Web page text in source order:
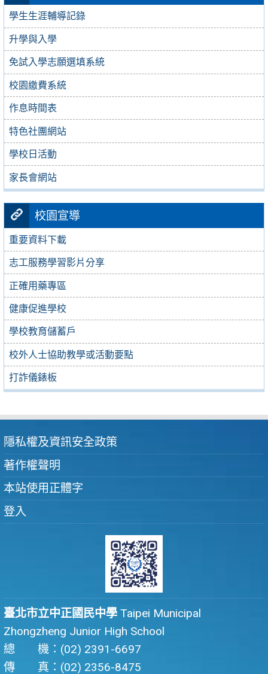
學生生涯輔導記錄
升學與入學
免試入學志願選填系統
校園繳費系統
作息時間表
特色社團網站
學校日活動
家長會網站
校園宣導
重要資料下載
志工服務學習影片分享
正確用藥專區
健康促進學校
學校教育儲蓄戶
校外人士協助教學或活動要點
打詐儀錶板
隱私權及資訊安全政策
著作權聲明
本站使用正體字
登入
臺北市立中正國民中學 Taipei Municipal
Zhongzheng Junior High School
總 機：(02) 2391-6697
傳 真：(02) 2356-8475